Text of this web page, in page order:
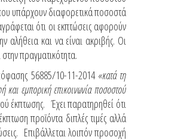
υπάρχουν διαφορετικά ποσοστά
ότι οι εκπτώσεις αφορούν
αλήθεια και να είναι ακριβής. Οι
πραγματικότητα.
56885/10-11-2014 «κατά τη
και εμπορική επικοινωνία ποσοστού
έκπτωσης. Έχει παρατηρηθεί ότι
προϊόντα διπλές τιμές αλλά
Επιβάλλεται λοιπόν προσοχή